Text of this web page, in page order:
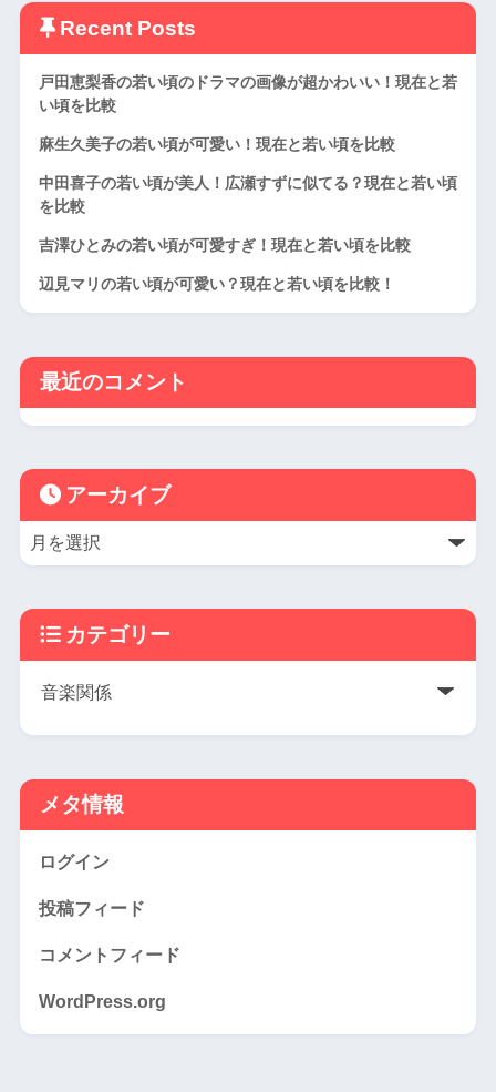
Recent Posts
戸田恵梨香の若い頃のドラマの画像が超かわいい！現在と若
い頃を比較
麻生久美子の若い頃が可愛い！現在と若い頃を比較
中田喜子の若い頃が美人！広瀬すずに似てる？現在と若い頃
を比較
吉澤ひとみの若い頃が可愛すぎ！現在と若い頃を比較
辺見マリの若い頃が可愛い？現在と若い頃を比較！
最近のコメント
アーカイブ
カテゴリー
メタ情報
ログイン
投稿フィード
コメントフィード
WordPress.org